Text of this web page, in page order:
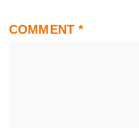
COMMENT*